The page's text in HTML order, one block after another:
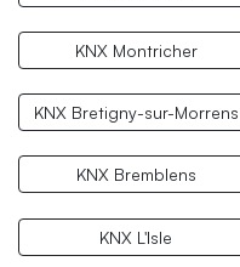
KNX Montricher
KNX Bretigny-sur-Morrens
KNX Bremblens
KNX L'Isle